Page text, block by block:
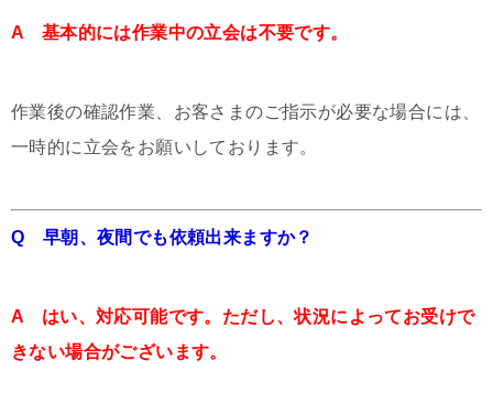
A 基本的には作業中の立会は不要です。
作業後の確認作業、お客さまのご指示が必要な場合には、
一時的に立会をお願いしております。
Q 早朝、夜間でも依頼出来ますか？
A はい、対応可能です。ただし、状況によってお受けで
きない場合がございます。